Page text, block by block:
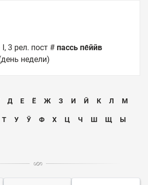
I, 3 рел. пост # пассь пе̄ййв
недели)
Д Е Ё Ж З И Ӣ К Л М
Т У Ӯ Ф Х Ц Ч Ш Щ Ы